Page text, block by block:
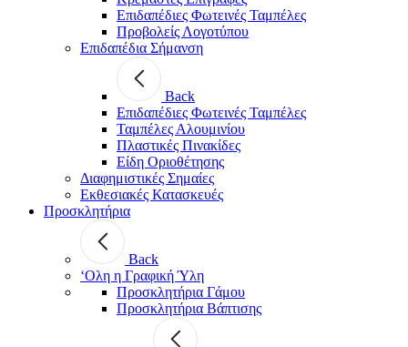
Επιδαπέδιες Φωτεινές Ταμπέλες
Προβολείς Λογοτύπου
Επιδαπέδια Σήμανση
Back
Επιδαπέδιες Φωτεινές Ταμπέλες
Ταμπέλες Αλουμινίου
Πλαστικές Πινακίδες
Είδη Οριοθέτησης
Διαφημιστικές Σημαίες
Εκθεσιακές Κατασκευές
Προσκλητήρια
Back
‘Ολη η Γραφική Ύλη
Προσκλητήρια Γάμου
Προσκλητήρια Βάπτισης